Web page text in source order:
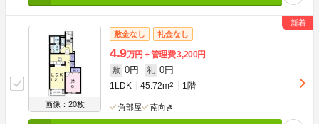
画像：20枚
敷金なし 礼金なし
4.9万円 管理費3,200円
敷 0円 礼 0円
1LDK 45.72m2 1階
角部屋 南向き